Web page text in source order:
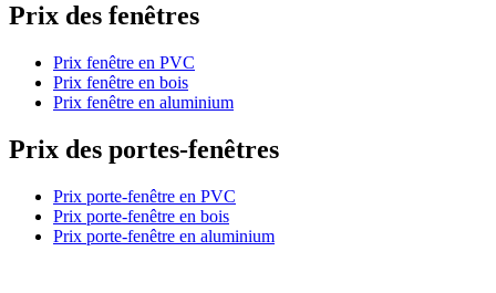
Prix des fenêtres
Prix fenêtre en PVC
Prix fenêtre en bois
Prix fenêtre en aluminium
Prix des portes-fenêtres
Prix porte-fenêtre en PVC
Prix porte-fenêtre en bois
Prix porte-fenêtre en aluminium